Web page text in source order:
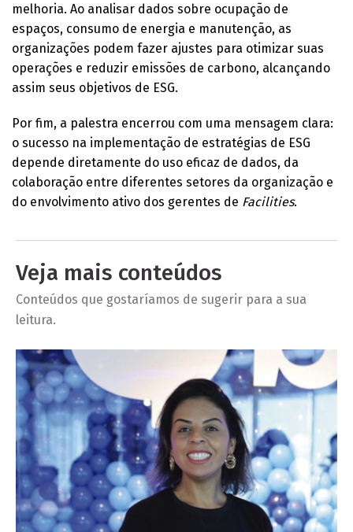
melhoria. Ao analisar dados sobre ocupação de
espaços, consumo de energia e manutenção, as
organizações podem fazer ajustes para otimizar suas
operações e reduzir emissões de carbono, alcançando
assim seus objetivos de ESG.
Por fim, a palestra encerrou com uma mensagem clara:
o sucesso na implementação de estratégias de ESG
depende diretamente do uso eficaz de dados, da
colaboração entre diferentes setores da organização e
do envolvimento ativo dos gerentes de Facilities.
Veja mais conteúdos
Conteúdos que gostaríamos de sugerir para a sua
leitura.